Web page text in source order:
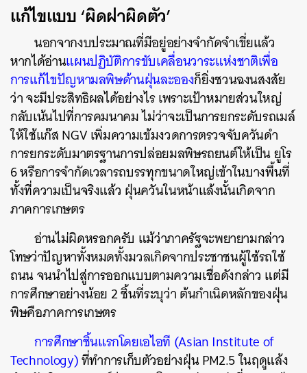
แก้ไขแบบ ‘ผิดฝาผิดตัว’
นอกจากงบประมาณที่มีอยู่อย่างจำกัดจำเขี่ยแล้ว
หากได้อ่านแผนปฏิบัติการขับเคลื่อนวาระแห่งชาติเพื่อ
การแก้ไขปัญหามลพิษด้านฝุ่นละอองก็ยิ่งชวนฉงนสงสัย
ว่า จะมีประสิทธิผลได้อย่างไร เพราะเป้าหมายส่วนใหญ่
กลับเน้นไปที่การคมนาคม ไม่ว่าจะเป็นการยกระดับรถเมล์
ให้ใช้แก๊ส NGV เพิ่มความเข้มงวดการตรวจจับควันดำ
การยกระดับมาตรฐานการปล่อยมลพิษรถยนต์ให้เป็น ยูโร
6 หรือการจำกัดเวลารถบรรทุกขนาดใหญ่เข้าในบางพื้นที่
ทั้งที่ความเป็นจริงแล้ว ฝุ่นควันในหน้าแล้งนั้นเกิดจาก
ภาคการเกษตร
อ่านไม่ผิดหรอกครับ แม้ว่าภาครัฐจะพยายามกล่าว
โทษว่าปัญหาทั้งหมดทั้งมวลเกิดจากประชาชนผู้ใช้รถใช้
ถนน จนนำไปสู่การออกแบบตามความเชื่อดังกล่าว แต่มี
การศึกษาอย่างน้อย 2 ชิ้นที่ระบุว่า ต้นกำเนิดหลักของฝุ่น
พิษคือภาคการเกษตร
การศึกษาชิ้นแรกโดยเอไอที (Asian Institute of
Technology)ที่ทำการเก็บตัวอย่างฝุ่น PM2.5 ในฤดูแล้ง
ค้นหา
SHARE TWEET LINE EMAIL